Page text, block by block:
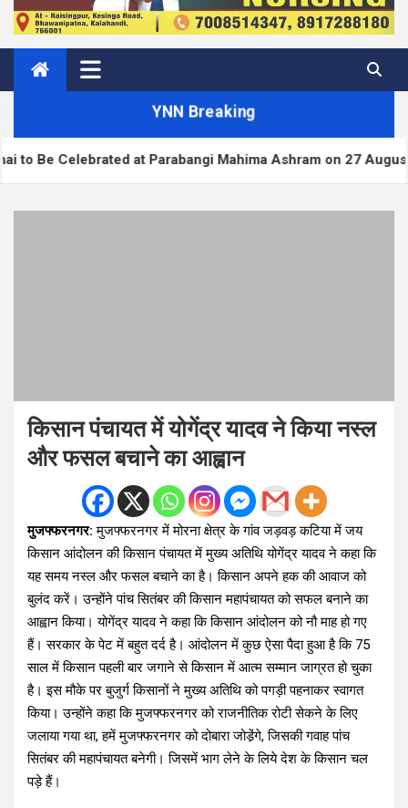
YNN Breaking
at Parabangi Mahima Ashram on 27 August
किसान पंचायत में योगेंद्र यादव ने किया नस्ल
और फसल बचाने का आह्वान
मुजफ्फरनगर: मुजफ्फरनगर में मोरना क्षेत्र के गांव जड़वड़ कटिया में जय
किसान आंदोलन की किसान पंचायत में मुख्य अतिथि योगेंद्र यादव ने कहा कि
यह समय नस्ल और फसल बचाने का है। किसान अपने हक की आवाज को
बुलंद करें। उन्होंने पांच सितंबर की किसान महापंचायत को सफल बनाने का
आह्वान किया। योगेंद्र यादव ने कहा कि किसान आंदोलन को नौ माह हो गए
हैं। सरकार के पेट में बहुत दर्द है। आंदोलन में कुछ ऐसा पैदा हुआ है कि 75
साल में किसान पहली बार जगाने से किसान में आत्म सम्मान जाग्रत हो चुका
है। इस मौके पर बुजुर्ग किसानों ने मुख्य अतिथि को पगड़ी पहनाकर स्वागत
किया। उन्होंने कहा कि मुजफ्फरनगर को राजनीतिक रोटी सेकने के लिए
जलाया गया था, हमें मुजफ्फरनगर को दोबारा जोडे़ंगे, जिसकी गवाह पांच
सितंबर की महापंचायत बनेगी। जिसमें भाग लेने के लिये देश के किसान चल
पड़े हैं।